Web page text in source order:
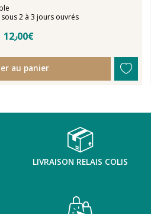
livraison
2 à 3 jours ouvrés
12٫00€
au panier
LIVRAISON RELAIS COLIS